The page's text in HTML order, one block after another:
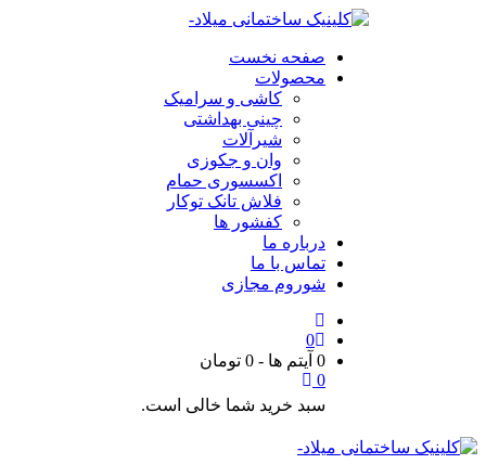
صفحه نخست
محصولات
کاشی و سرامیک
چینی بهداشتی
شیرآلات
وان و جکوزی
اکسسوری حمام
فلاش تانک توکار
کفشور ها
درباره ما
تماس با ما
شوروم مجازی
0
0 آیتم ها
-
0 تومان
0
سبد خرید شما خالی است.